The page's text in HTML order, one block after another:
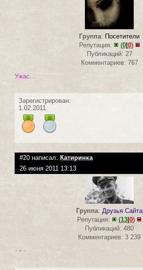
Группа: Посетители
Репутация:
(0| 0)
Публикаций: 27
Комментариев: 767
Ужас...
Зарегистрирован:
1.02.2011
#20 написал: Катиринка
26 июня 2011 13:13
Группа: Друзья Сайта
Репутация:
(13 0)
Публикаций: 480
Комментариев: 3 239
+++